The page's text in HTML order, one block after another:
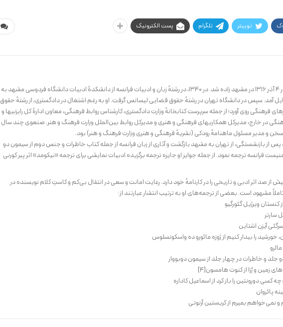
توییتر تلگرام پست الکترونیک
قاسم صنعوی در ۴ آذر ۱۳۱۶ در مشهد زاده شد. در ۱۳۴۰، در رشتهٔ زبان و ادبیات فرانسه از دانشکدهٔ ادبیات دانشگاه فردوسی مشهد به
آمد. سپس در دانشگاه تهران در رشتهٔ حقوق قضایی لیسانس گرفت. او به رغم اشتغال در دادگستری، از رشتهٔ حقوق
فرهنگی روی آورد؛ از جمله سرپرست کتابخانهٔ وزارت دادگستری، کارشناس روابط فرهنگی، معاون ادارهٔ کل رایزنیها و
در خارج، مدیرکل همکاریهای فرهنگی و هنری و مدیرکل روابط بین‌الملل وزارت فرهنگ و هنر. صنعوی چند سال
سخن و مدیر مسئول ماهنامهٔ رودکی (نشریهٔ فرهنگی و هنری وزارت فرهنگ و هنر) بود.
در شهریور ۱۳۵۸، پس از بازنشستگی، از تهران به مشهد بازگشت و آثاری از زبان فرانسه از جمله کتاب خاطرات و جنس دوم از سیمون دو
فرانسه ترجمه نمود. از جمله جوایز او جایزه ترجمه برگزیده ادبیات نمایشی برای ترجمه «نیکومد» اثر پیر کورنی
از صد اثر ادبی و تاریخی را در کارنامهٔ خود دارد. رعایت امانت و سعی در انتقال بی‌کم و کاستِ کلام نویسنده در
مشهود است. بعضی از ترجمه‌های او به ترتیب انتشار عبارتند از:
کنستان ویرژیل گئورگیو
سارتر
آیزن اشتاین
خورشید را بیدار کنیم از ژوزه مائورو ده واسکونسلوس
و خاطرات در چهار جلد از سیمون دوبووار
زمین و رُزا از کنوت هامسون[۴]
کسی دورونتین را باز کرد از اسماعیل کاداره
پاکروان
و نمی‌خواهم بمیرم از کریستین آرنوتی